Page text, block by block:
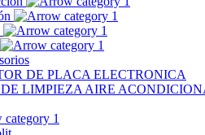
DE PLACA ELECTRONICA
LIMPIEZA AIRE